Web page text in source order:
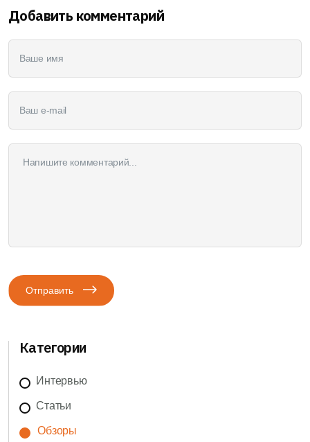
Добавить комментарий
Отправить
Категории
Интервью
Статьи
Обзоры